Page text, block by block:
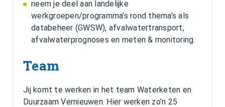
neem je deel aan landelijke
werkgroepen/programma’s rond thema’s als
databeheer (GWSW), afvalwatertransport,
afvalwaterprognoses en meten & monitoring.
Team
Jij komt te werken in het team Waterketen en
Duurzaam Vernieuwen. Hier werken zo’n 25